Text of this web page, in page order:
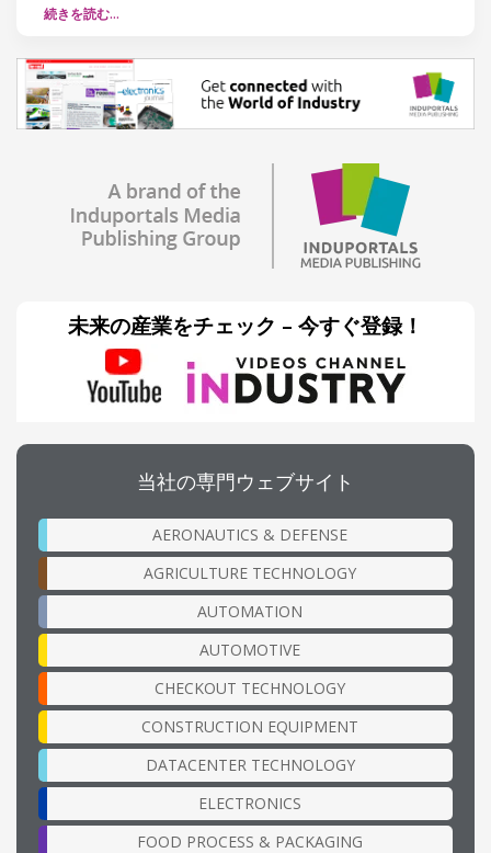
続きを読む…
未来の産業をチェック – 今すぐ登録！
当社の専門ウェブサイト
AERONAUTICS & DEFENSE
AGRICULTURE TECHNOLOGY
AUTOMATION
AUTOMOTIVE
CHECKOUT TECHNOLOGY
CONSTRUCTION EQUIPMENT
DATACENTER TECHNOLOGY
ELECTRONICS
FOOD PROCESS & PACKAGING